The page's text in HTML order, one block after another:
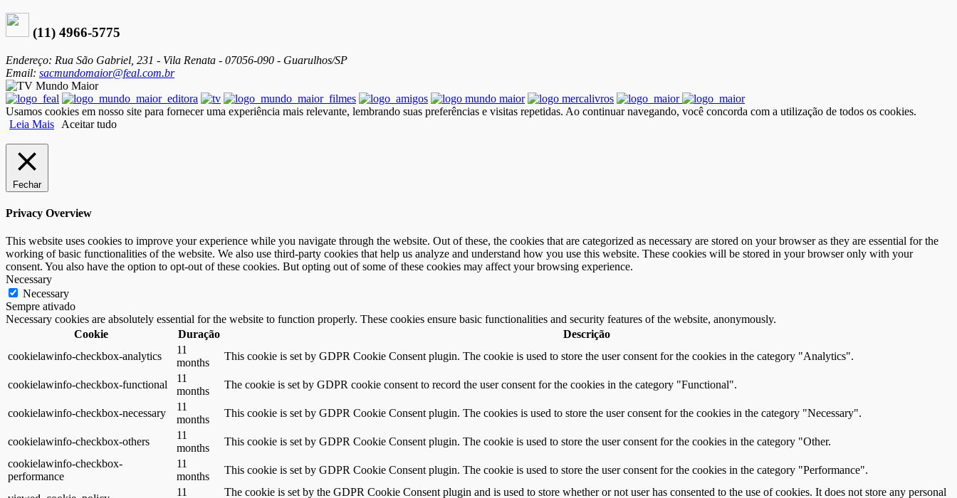
(11) 4966-5775
Endereço: Rua São Gabriel, 231 - Vila Renata - 07056-090 - Guarulhos/SP
Email: sacmundomaior@feal.com.br
Usamos cookies em nosso site para fornecer uma experiência mais relevante, lembrando suas preferências e visitas repetidas. Ao continuar navegando, você concorda com a utilização de todos os cookies.
Leia Mais
Aceitar tudo
Fechar
Privacy Overview
This website uses cookies to improve your experience while you navigate through the website. Out of these, the cookies that are categorized as necessary are stored on your browser as they are essential for the
working of basic functionalities of the website. We also use third-party cookies that help us analyze and understand how you use this website. These cookies will be stored in your browser only with your
consent. You also have the option to opt-out of these cookies. But opting out of some of these cookies may affect your browsing experience.
Necessary
Necessary
Sempre ativado
Necessary cookies are absolutely essential for the website to function properly. These cookies ensure basic functionalities and security features of the website, anonymously.
Cookie
Duração
Descrição
cookielawinfo-checkbox-analytics
11
months
This cookie is set by GDPR Cookie Consent plugin. The cookie is used to store the user consent for the cookies in the category "Analytics".
cookielawinfo-checkbox-functional
11
months
The cookie is set by GDPR cookie consent to record the user consent for the cookies in the category "Functional".
cookielawinfo-checkbox-necessary
11
months
This cookie is set by GDPR Cookie Consent plugin. The cookies is used to store the user consent for the cookies in the category "Necessary".
cookielawinfo-checkbox-others
11
months
This cookie is set by GDPR Cookie Consent plugin. The cookie is used to store the user consent for the cookies in the category "Other.
cookielawinfo-checkbox-
performance
11
months
This cookie is set by GDPR Cookie Consent plugin. The cookie is used to store the user consent for the cookies in the category "Performance".
11 The cookie is set by the GDPR Cookie Consent plugin and is used to store whether or not user has consented to the use of cookies. It does not store any personal